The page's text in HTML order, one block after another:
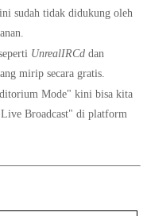
sudah tidak didukung oleh
UnrealIRCd dan
mirip secara gratis.
Mode" kini bisa kita
Broadcast" di platform